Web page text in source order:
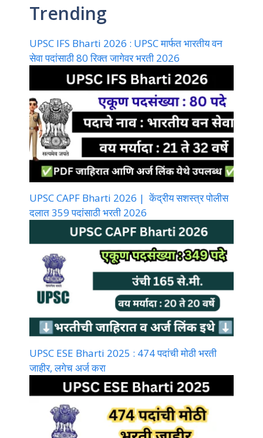
Trending
UPSC IFS Bharti 2026 : UPSC मार्फत भारतीय वन
सेवा पदांसाठी 80 रिक्त जागेवर भरती 2026
UPSC CAPF Bharti 2026 | केंद्रीय सशस्त्र पोलीस
दलात 359 पदांसाठी भरती 2026
UPSC ESE Bharti 2025 : 474 पदांची मोठी भरती
जाहीर, लगेच अर्ज करा